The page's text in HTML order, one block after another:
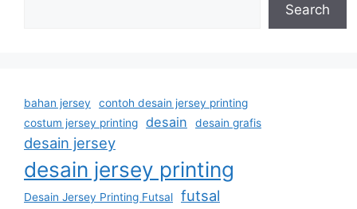
Search
bahan jersey
contoh desain jersey printing
costum jersey printing
desain desain grafis
desain jersey
desain jersey printing
Desain Jersey Printing Futsal futsal